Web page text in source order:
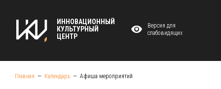
ИННОВАЦИОННЫЙ
КУЛЬТУРНЫЙ
ЦЕНТР
Версия для
слабовидящих
Главная Календарь Афиша мероприятий